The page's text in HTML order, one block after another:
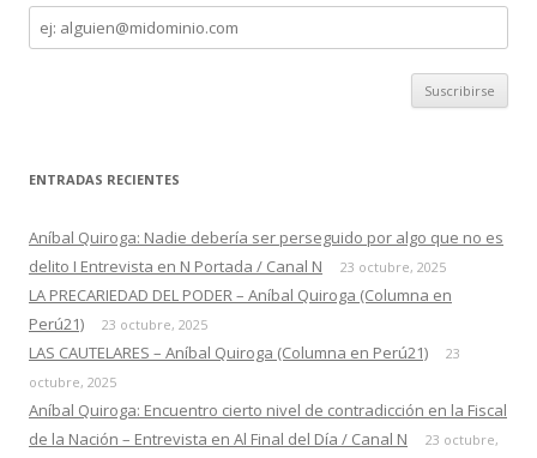
Dirección
de
correo
ENTRADAS RECIENTES
Aníbal Quiroga: Nadie debería ser perseguido por algo que no es
delito I Entrevista en N Portada / Canal N
23 octubre, 2025
LA PRECARIEDAD DEL PODER – Aníbal Quiroga (Columna en
Perú21)
23 octubre, 2025
LAS CAUTELARES – Aníbal Quiroga (Columna en Perú21)
23
octubre, 2025
Aníbal Quiroga: Encuentro cierto nivel de contradicción en la Fiscal
de la Nación – Entrevista en Al Final del Día / Canal N
23 octubre,